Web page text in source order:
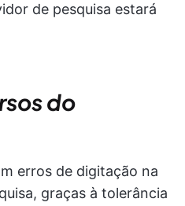
de pesquisa estará
do
erros de digitação na
graças à tolerância